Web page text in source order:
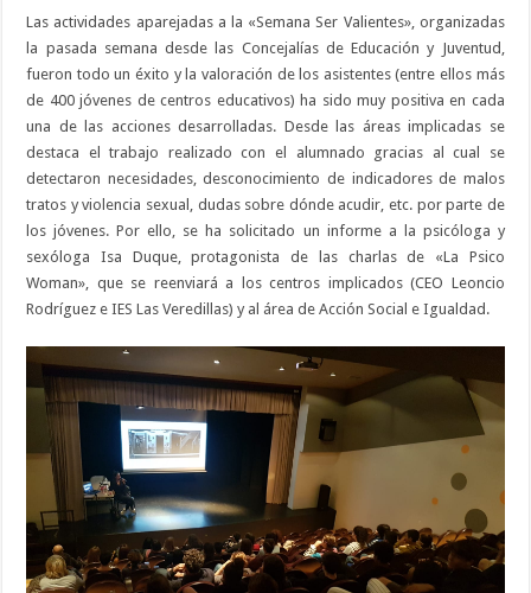
Las actividades aparejadas a la «Semana Ser Valientes», organizadas
la pasada semana desde las Concejalías de Educación y Juventud,
fueron todo un éxito y la valoración de los asistentes (entre ellos más
de 400 jóvenes de centros educativos) ha sido muy positiva en cada
una de las acciones desarrolladas. Desde las áreas implicadas se
destaca el trabajo realizado con el alumnado gracias al cual se
detectaron necesidades, desconocimiento de indicadores de malos
tratos y violencia sexual, dudas sobre dónde acudir, etc. por parte de
los jóvenes. Por ello, se ha solicitado un informe a la psicóloga y
sexóloga Isa Duque, protagonista de las charlas de «La Psico
Woman», que se reenviará a los centros implicados (CEO Leoncio
Rodríguez e IES Las Veredillas) y al área de Acción Social e Igualdad.